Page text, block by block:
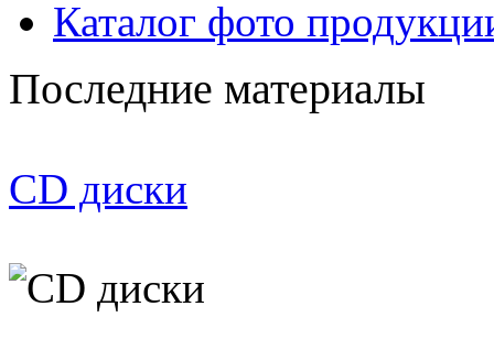
Каталог фото
Последние материалы
CD диски